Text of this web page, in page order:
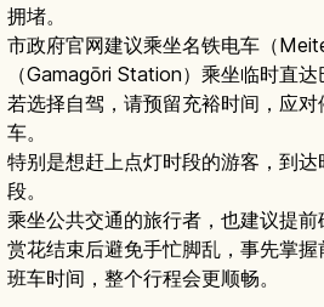
拥堵。
市政府官网建议乘坐名铁电车（
（Gamagōri Station）乘坐临时直达
若选择自驾，请预留充裕时间，应
车。
特别是想赶上点灯时段的游客，到
段。
乘坐公共交通的旅行者，也建议提前
赏花结束后避免手忙脚乱，事先掌
班车时间，整个行程会更顺畅。